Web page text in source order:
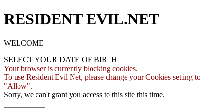
RESIDENT EVIL.NET
WELCOME
SELECT YOUR DATE OF BIRTH
Your browser is currently blocking cookies.
To use Resident Evil Net, please change your Cookies setting to
"Allow".
Sorry, we can't grant you access to this site this time.